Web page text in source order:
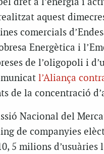
dret a l’energia i
aquest
comercials
Energètica i
de l’oligopoli i
l’Aliança
de la concentració
Nacional del
de companyies
5 milions d’usuàries